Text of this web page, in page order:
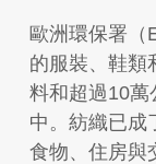
歐洲環保署（
的服裝、鞋類
料和超過10萬
中。紡織已成
食物、住房與